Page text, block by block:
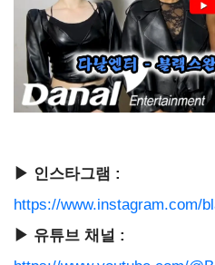
▶ 인스타그램 :
https://www.instagram.com/
▶ 유튜브 채널 :